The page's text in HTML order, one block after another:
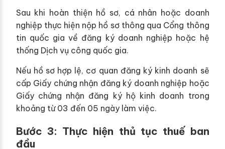
Sau khi hoàn thiện hồ sơ, cá nhân hoặc doanh
nghiệp thực hiện nộp hồ sơ thông qua Cổng thông
tin quốc gia về đăng ký doanh nghiệp hoặc hệ
thống Dịch vụ công quốc gia.
Nếu hồ sơ hợp lệ, cơ quan đăng ký kinh doanh sẽ
cấp Giấy chứng nhận đăng ký doanh nghiệp hoặc
Giấy chứng nhận đăng ký hộ kinh doanh trong
khoảng từ 03 đến 05 ngày làm việc.
Bước 3: Thực hiện thủ tục thuế ban
đầu